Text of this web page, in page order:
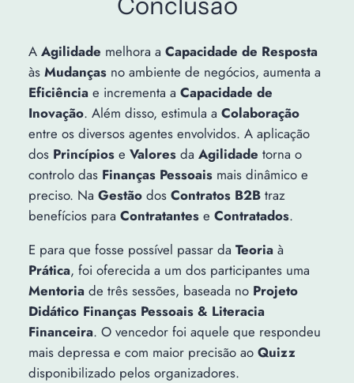
A Agilidade melhora a Capacidade de Resposta
às Mudançasno ambiente de negócios, aumenta a
Eficiênciae incrementa a Capacidade de
Inovação. Além disso, estimula a Colaboração
entre os diversos agentes envolvidos. A aplicação
dos Princípiose Valoresda Agilidade torna o
controlo das Finanças Pessoaismais dinâmico e
preciso. Na Gestãodos Contratos B2Btraz
benefícios para Contratantese Contratados.
E para que fosse possível passar da Teoriaà
Prática, foi oferecida a um dos participantes uma
Mentoriade três sessões, baseada no Projeto
Didático Finanças Pessoais & Literacia
Financeira. O vencedor foi aquele que respondeu
mais depressa e com maior precisão ao Quizz
disponibilizado pelos organizadores.